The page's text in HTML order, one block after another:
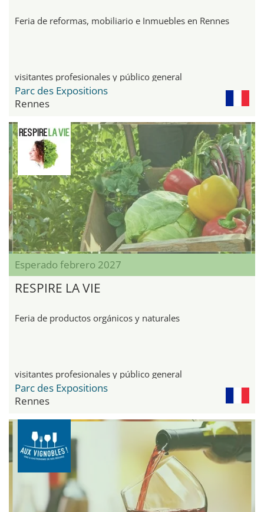
Feria de reformas, mobiliario e Inmuebles en Rennes
visitantes profesionales y público general
Parc des Expositions
Rennes
Esperado febrero 2027
RESPIRE LA VIE
Feria de productos orgánicos y naturales
visitantes profesionales y público general
Parc des Expositions
Rennes